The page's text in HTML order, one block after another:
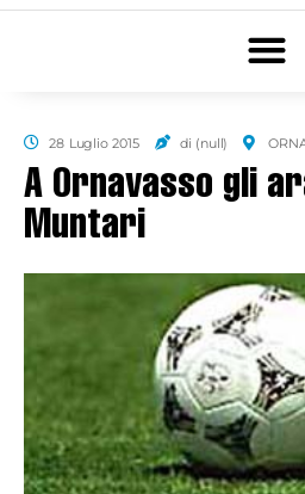
28 Luglio 2015 di (null)
A Ornavasso gli
Muntari